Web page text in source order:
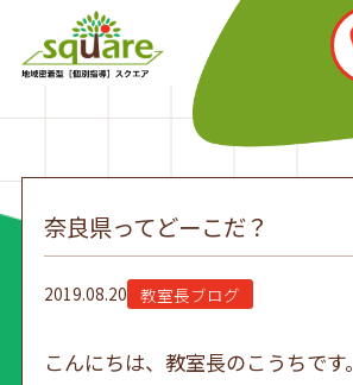
奈良県ってどーこだ？
2019.08.20 教室長ブログ
こんにちは、教室長のこうちです。